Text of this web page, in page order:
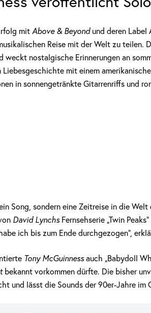
mit Above & Beyondund deren Label
Reise mit der Welt zu teilen.
nostalgische Erinnerungen an
mit einem
in sonnengetränkte Gitarrenriffs und
Song, sondern eine Zeitreise in die
David LynchsFernsehserie „Twin
ich bis zum Ende durchgezogen“,
Tony McGuinnessauch „Babydoll
bekannt vorkommen dürfte. Die bisher
und lässt die Sounds der 90er-Jahre